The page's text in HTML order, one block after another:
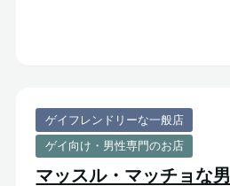
ゲイフレンドリーな一般店
ゲイ向け・男性専門のお店
マッスル・マッチョな男